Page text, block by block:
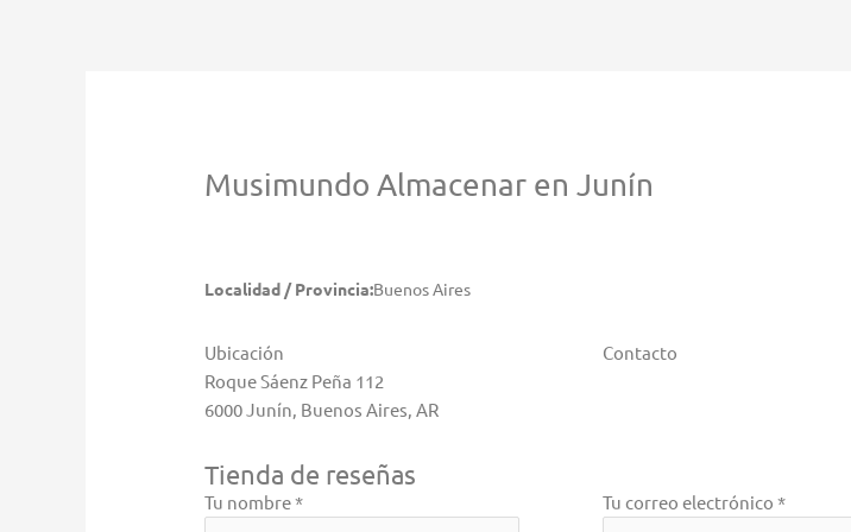
MusimundoAlmacenar en Junín
Localidad / Provincia:Buenos Aires
Ubicación
Roque Sáenz Peña 112
6000 Junín, Buenos Aires, AR
Contacto
Tienda de reseñas
Tu nombre * Tu correo electrónico *